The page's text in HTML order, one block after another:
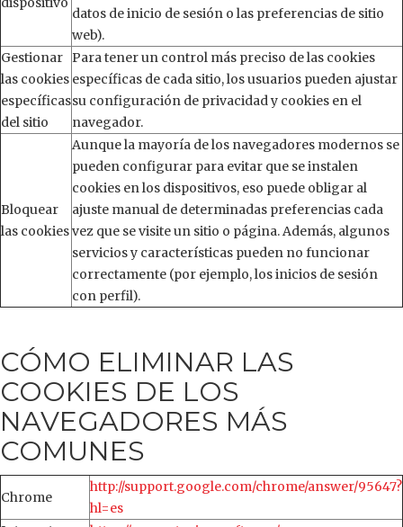
datos de inicio de sesión o las preferencias de sitio
web).
Gestionar
las cookies
específicas
del sitio
Para tener un control más preciso de las cookies
específicas de cada sitio, los usuarios pueden ajustar
su configuración de privacidad y cookies en el
navegador.
Bloquear
las cookies
Aunque la mayoría de los navegadores modernos se
pueden configurar para evitar que se instalen
cookies en los dispositivos, eso puede obligar al
ajuste manual de determinadas preferencias cada
vez que se visite un sitio o página. Además, algunos
servicios y características pueden no funcionar
correctamente (por ejemplo, los inicios de sesión
con perfil).
CÓMO ELIMINAR LAS
COOKIES DE LOS
NAVEGADORES MÁS
COMUNES
Chrome
http://support.google.com/chrome/answer/95647?
hl=es